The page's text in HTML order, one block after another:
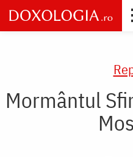
Skip
to
main
Mormântul